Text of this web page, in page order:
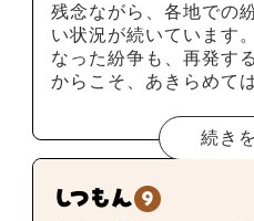
残念ながら、各地での
い状況が続いています
なった紛争も、再発す
からこそ、あきらめて
続き